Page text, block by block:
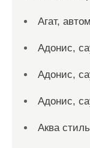
Агат,
Адонис,
Адонис,
Адонис,
Аква